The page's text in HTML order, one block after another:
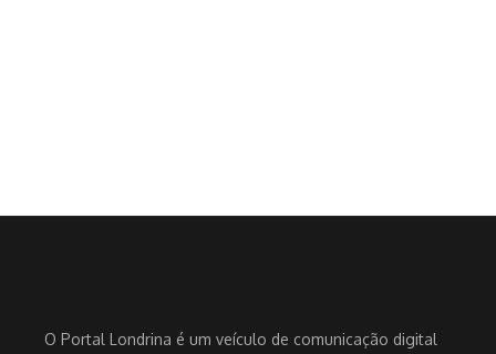
O Portal Londrina é um veículo de comunicação digital